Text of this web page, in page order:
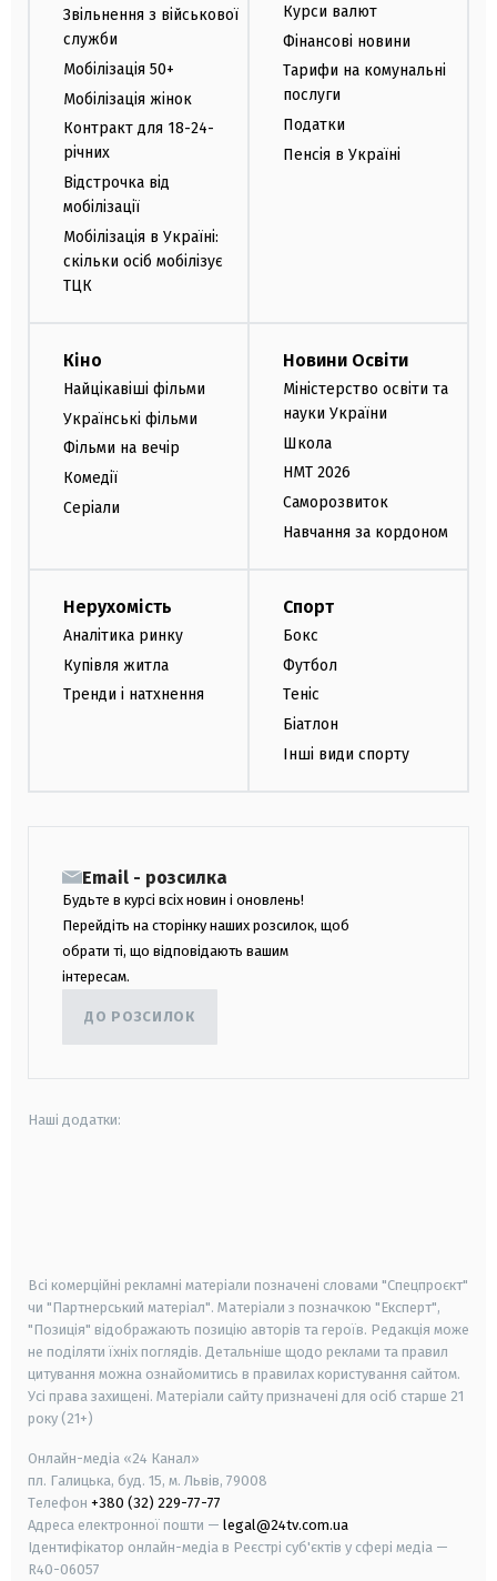
Звільнення з військової
служби
Мобілізація 50+
Мобілізація жінок
Контракт для 18-24-
річних
Відстрочка від
мобілізації
Мобілізація в Україні:
скільки осіб мобілізує
ТЦК
Курси валют
Фінансові новини
Тарифи на комунальні
послуги
Податки
Пенсія в Україні
Кіно
Найцікавіші фільми
Українські фільми
Фільми на вечір
Комедії
Серіали
Новини Освіти
Міністерство освіти та
науки України
Школа
НМТ 2026
Саморозвиток
Навчання за кордоном
Нерухомість
Аналітика ринку
Купівля житла
Тренди і натхнення
Спорт
Бокс
Футбол
Теніс
Біатлон
Інші види спорту
Email - розсилка
Будьте в курсі всіх новин і оновлень!
Перейдіть на сторінку наших розсилок, щоб
обрати ті, що відповідають вашим
інтересам.
ДО РОЗСИЛОК
Наші додатки:
Всі комерційні рекламні матеріали позначені словами "Спецпроєкт"
чи "Партнерський матеріал". Матеріали з позначкою "Експерт",
"Позиція" відображають позицію авторів та героїв. Редакція може
не поділяти їхніх поглядів. Детальніше щодо реклами та правил
цитування можна ознайомитись в правилах користування сайтом.
Усі права захищені. Матеріали сайту призначені для осіб старше 21
року (21+)
Онлайн-медіа «24 Канал»
пл. Галицька, буд. 15, м. Львів, 79008
Телефон +380 (32) 229-77-77
Адреса електронної пошти — legal@24tv.com.ua
Ідентифікатор онлайн-медіа в Реєстрі суб'єктів у сфері медіа —
R40-06057